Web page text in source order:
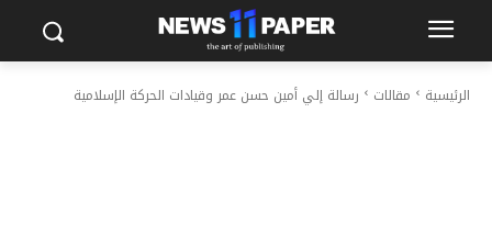
الرئيسية مقالات رسالة إلي أمين حسن عمر وقيادات الحركة الإسلامية